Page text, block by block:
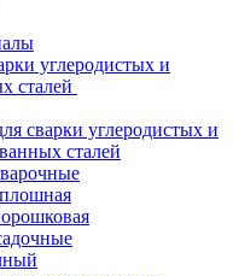
углеродистых и
сталей
сварки углеродистых и
сталей